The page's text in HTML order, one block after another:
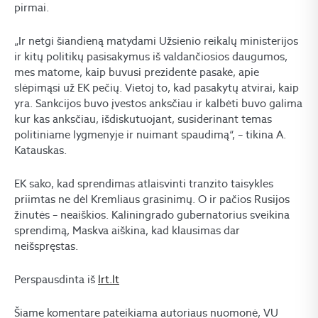
pirmai.
„Ir netgi šiandieną matydami Užsienio reikalų ministerijos
ir kitų politikų pasisakymus iš valdančiosios daugumos,
mes matome, kaip buvusi prezidentė pasakė, apie
slėpimąsi už EK pečių. Vietoj to, kad pasakytų atvirai, kaip
yra. Sankcijos buvo įvestos anksčiau ir kalbėti buvo galima
kur kas anksčiau, išdiskutuojant, susiderinant temas
politiniame lygmenyje ir nuimant spaudimą“, – tikina A.
Katauskas.
EK sako, kad sprendimas atlaisvinti tranzito taisykles
priimtas ne dėl Kremliaus grasinimų. O ir pačios Rusijos
žinutės – neaiškios. Kaliningrado gubernatorius sveikina
sprendimą, Maskva aiškina, kad klausimas dar
neišspręstas.
Perspausdinta iš lrt.lt
Šiame komentare pateikiama autoriaus nuomonė, VU